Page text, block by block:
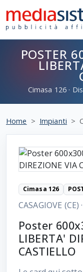
POSTER
Cimasa 126 ·
Home Impianti
Cimasa 126
CASAGIOVE (CE) ·
Poster
LIBERTA'
CASTIELLO